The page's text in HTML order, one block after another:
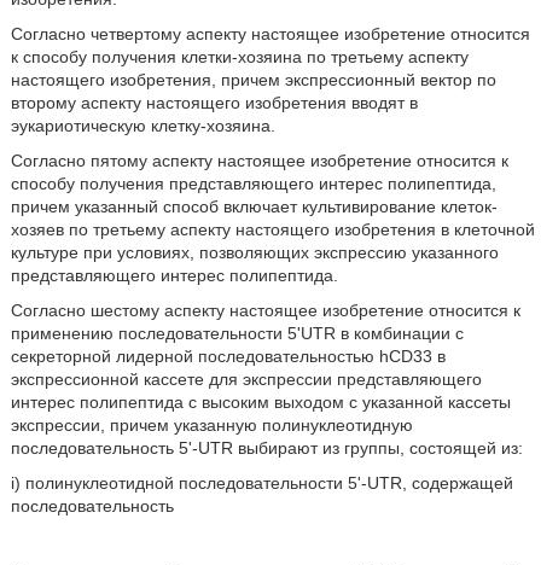
Согласно четвертому аспекту настоящее изобретение относится
к способу получения клетки-хозяина по третьему аспекту
настоящего изобретения, причем экспрессионный вектор по
второму аспекту настоящего изобретения вводят в
эукариотическую клетку-хозяина.
Согласно пятому аспекту настоящее изобретение относится к
способу получения представляющего интерес полипептида,
причем указанный способ включает культивирование клеток-
хозяев по третьему аспекту настоящего изобретения в клеточной
культуре при условиях, позволяющих экспрессию указанного
представляющего интерес полипептида.
Согласно шестому аспекту настоящее изобретение относится к
применению последовательности 5'UTR в комбинации с
секреторной лидерной последовательностью hCD33 в
экспрессионной кассете для экспрессии представляющего
интерес полипептида с высоким выходом с указанной кассеты
экспрессии, причем указанную полинуклеотидную
последовательность 5'-UTR выбирают из группы, состоящей из:
i) полинуклеотидной последовательности 5'-UTR, содержащей
последовательность